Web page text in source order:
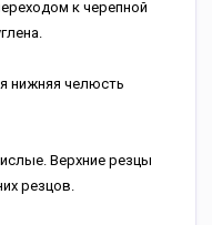
к черепной
нижняя челюсть
Верхние резцы
резцов.